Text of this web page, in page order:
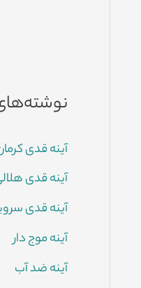
آینه قدی
آینه قدی
آینه قدی
آینه موج دار
آینه ضد آب